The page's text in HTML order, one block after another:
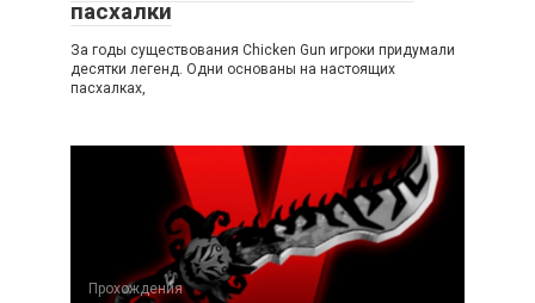
пасхалки
За годы существования Chicken Gun игроки придумали
десятки легенд. Одни основаны на настоящих
пасхалках,
Прохождения